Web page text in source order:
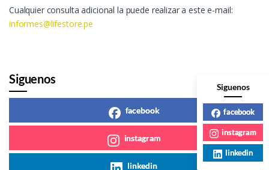
Cualquier consulta adicional la puede realizar a este e-mail:
informes@lifestore.pe
Siguenos
facebook
instagram
linkedin
Siguenos
facebook
instagram
linkedin